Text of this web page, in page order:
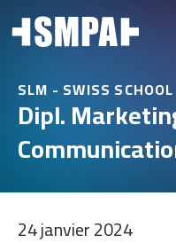
SLM - SWISS
Dipl.
24 janvier 2024